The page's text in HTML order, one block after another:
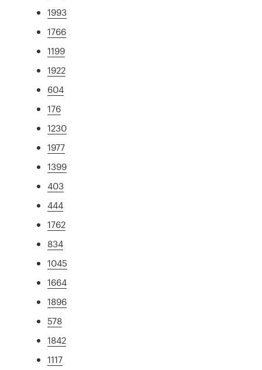
1993
1766
1199
1922
604
176
1230
1977
1399
403
444
1762
834
1045
1664
1896
578
1842
1117